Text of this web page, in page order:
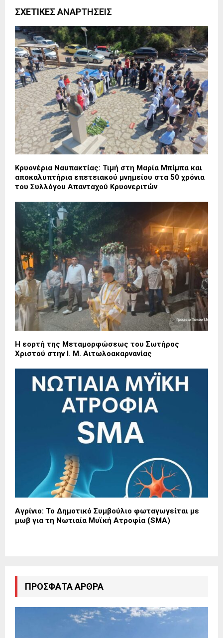
ΣΧΕΤΙΚΈΣ ΑΝΑΡΤΉΣΕΙΣ
Κρυονέρια Ναυπακτίας: Τιμή στη Μαρία Μπίμπα και
αποκαλυπτήρια επετειακού μνημείου στα 50 χρόνια
του Συλλόγου Απανταχού Κρυονεριτών
Η εορτή της Μεταμορφώσεως του Σωτήρος
Χριστού στην Ι. Μ. Αιτωλοακαρνανίας
Αγρίνιο: Το Δημοτικό Συμβούλιο φωταγωγείται με
μωβ για τη Νωτιαία Μυϊκή Ατροφία (SMA)
ΠΡΌΣΦΑΤΑ ΆΡΘΡΑ